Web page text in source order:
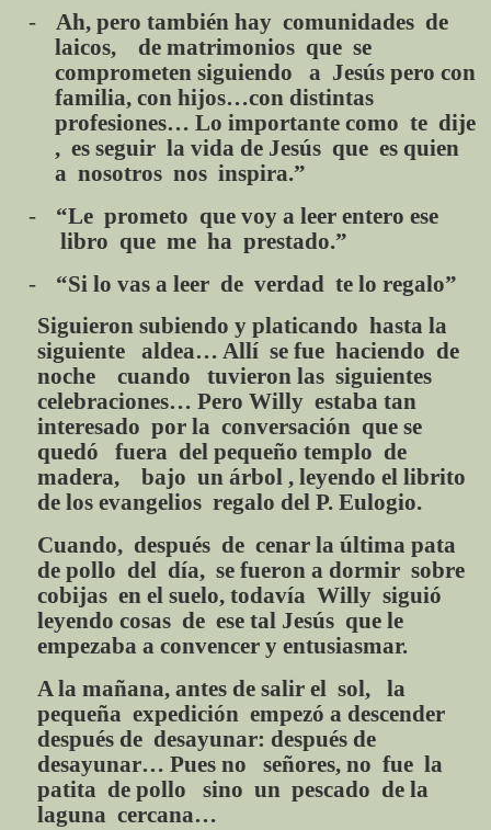
-
Ah, pero también hay comunidades de
laicos, de matrimonios que se
comprometen siguiendo a Jesús pero con
familia, con hijos…con distintas
profesiones… Lo importante como te dije
, es seguir la vida de Jesús que es quien
a nosotros nos inspira.”
-
“Le prometo que voy a leer entero ese
libro que me ha prestado.”
-
“Si lo vas a leer de verdad te lo regalo”
Siguieron subiendo y platicando hasta la
siguiente aldea… Allí se fue haciendo de
noche cuando tuvieron las siguientes
celebraciones… Pero Willy estaba tan
interesado por la conversación que se
quedó fuera del pequeño templo de
madera, bajo un árbol , leyendo el librito
de los evangelios regalo del P. Eulogio.
Cuando, después de cenar la última pata
de pollo del día, se fueron a dormir sobre
cobijas en el suelo, todavía Willy siguió
leyendo cosas de ese tal Jesús que le
empezaba a convencer y entusiasmar.
A la mañana, antes de salir el sol, la
pequeña expedición empezó a descender
después de desayunar: después de
desayunar… Pues no señores, no fue la
patita de pollo sino un pescado de la
laguna cercana…